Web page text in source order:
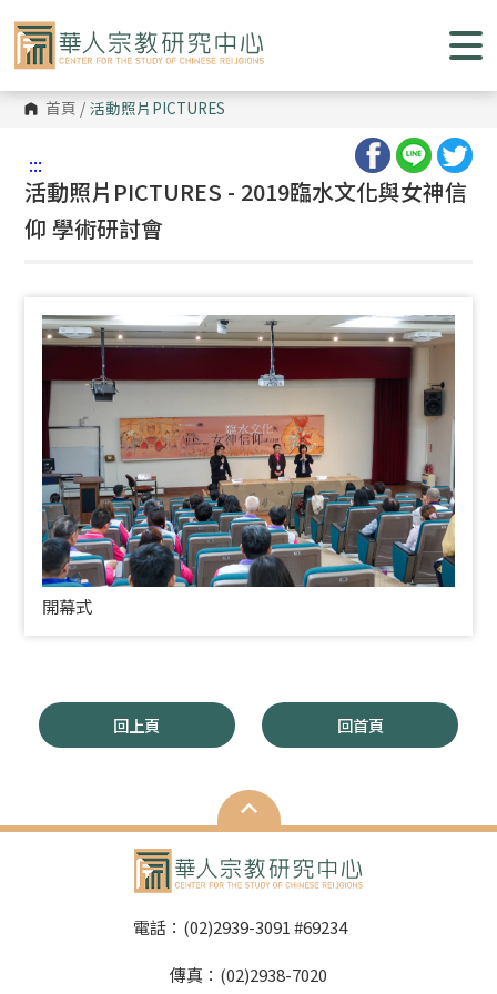
到
主
要
內
容
區 首頁 / 活動照片 PICTURES
:::
活動照片PICTURES - 2019臨水文化與女神信
仰 學術研討會
開幕式
回上頁 回首頁
電話：(02)2939-3091 #69234
傳真：(02)2938-7020